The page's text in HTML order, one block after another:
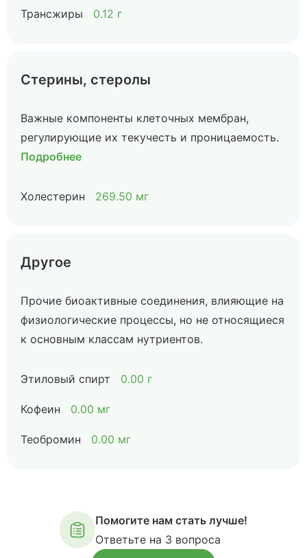
Трансжиры 0.12 г
Стерины, стеролы
Важные компоненты клеточных мембран,
регулирующие их текучесть и проницаемость.
Подробнее
Холестерин 269.50 мг
Другое
Прочие биоактивные соединения, влияющие на
физиологические процессы, но не относящиеся
к основным классам нутриентов.
Этиловый спирт 0.00 г
Кофеин 0.00 мг
Теобромин 0.00 мг
Помогите нам стать лучше!
Ответьте на 3 вопроса